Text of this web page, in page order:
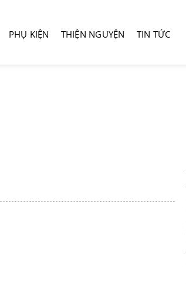
PHỤ KIỆN THIỆN NGUYỆN TIN TỨC